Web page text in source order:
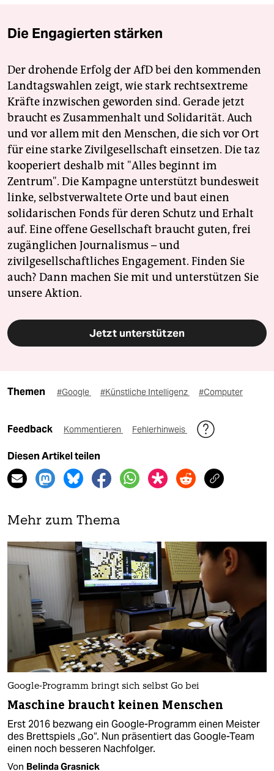
Die Engagierten stärken
Der drohende Erfolg der AfD bei den kommenden
Landtagswahlen zeigt, wie stark rechtsextreme
Kräfte inzwischen geworden sind. Gerade jetzt
braucht es Zusammenhalt und Solidarität. Auch
und vor allem mit den Menschen, die sich vor Ort
für eine starke Zivilgesellschaft einsetzen. Die taz
kooperiert deshalb mit "Alles beginnt im
Zentrum". Die Kampagne unterstützt bundesweit
linke, selbstverwaltete Orte und baut einen
solidarischen Fonds für deren Schutz und Erhalt
auf. Eine offene Gesellschaft braucht guten, frei
zugänglichen Journalismus – und
zivilgesellschaftliches Engagement. Finden Sie
auch? Dann machen Sie mit und unterstützen Sie
unsere Aktion.
Jetzt unterstützen
Themen #Google #Künstliche Intelligenz #Computer
Feedback Kommentieren Fehlerhinweis
Diesen Artikel teilen
Mehr zum Thema
Google-Programm bringt sich selbst Go bei
Maschine braucht keinen Menschen
Erst 2016 bezwang ein Google-Programm einen Meister
des Brettspiels „Go“. Nun präsentiert das Google-Team
einen noch besseren Nachfolger.
Von Belinda Grasnick